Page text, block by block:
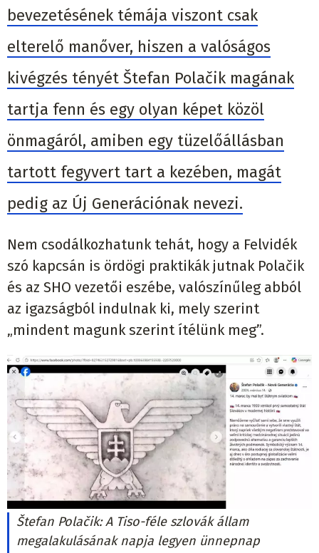
bevezetésének témája viszont csak
elterelő manőver, hiszen a valóságos
kivégzés tényét Štefan Polačik magának
tartja fenn és egy olyan képet közöl
önmagáról, amiben egy tüzelőállásban
tartott fegyvert tart a kezében, magát
pedig az Új Generációnak nevezi.
Nem csodálkozhatunk tehát, hogy a Felvidék
szó kapcsán is ördögi praktikák jutnak Polačik
és az SHO vezetői eszébe, valószínűleg abból
az igazságból indulnak ki, mely szerint
„mindent magunk szerint ítélünk meg”.
Štefan Polačik: A Tiso-féle szlovák állam
megalakulásának napja legyen ünnepnap